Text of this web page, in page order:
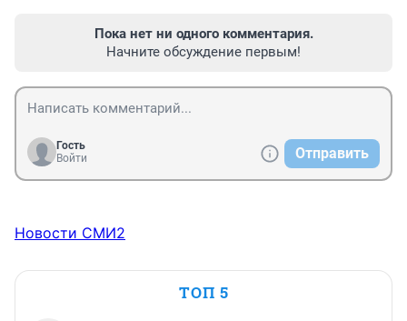
Пока нет ни одного комментария.
Начните обсуждение первым!
Гость
Войти
Отправить
Новости СМИ2
ТОП 5